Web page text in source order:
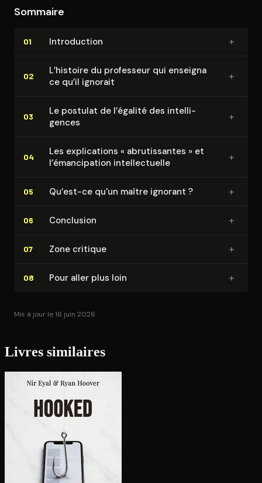
Sommaire
01 In­tro­duc­tion +
02
L’histoire du professeur qui enseigna
ce qu’il ignorait
+
03
Le postulat de l’égalité des in­tel­li­
gences
+
04
Les ex­pli­ca­tions « abru­tis­santes » et
l’éman­ci­pa­tion in­tel­lec­tuelle
+
05 Qu’est-ce qu'un maître ignorant ? +
06 Conclusion +
07 Zone critique +
08 Pour aller plus loin +
Mis à jour le 16 juin 2026
Livres similaires